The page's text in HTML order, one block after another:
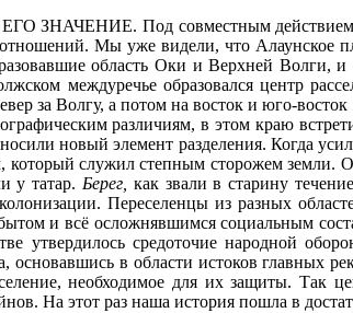
ЗНАЧЕНИЕ. Под совместным
Мы уже видели, что Алаунское
область Оки и Верхней Волги,
междуречье образовался центр
за Волгу, а потом на восток и юго-
различиям, в этом краю
новый элемент разделения. Когда
служил степным сторожем земли.
у татар. Берег, как звали в старину
Переселенцы из разных
и всё осложнявшимся социальным
утвердилось средоточие народной
основавшись в области истоков главных
необходимое для их защиты. Так
На этот раз наша история пошла в